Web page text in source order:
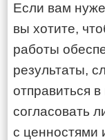
Если вам
вы хотите,
работы
результаты,
отправиться
согласовать
с ценностями